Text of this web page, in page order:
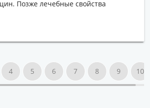
Позже лечебные свойства
4 5 6 7 8 9 10